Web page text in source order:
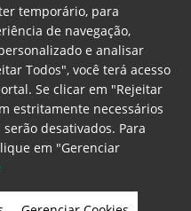
do Estado do Ceará
de Justiça Av. Gen. Afonso
130 - Cambeba - CEP:
Ceará. Brasil
temporário, para
de navegação,
e analisar
Todos", você terá acesso
Se clicar em "Rejeitar
estritamente necessários
desativados. Para
em "Gerenciar